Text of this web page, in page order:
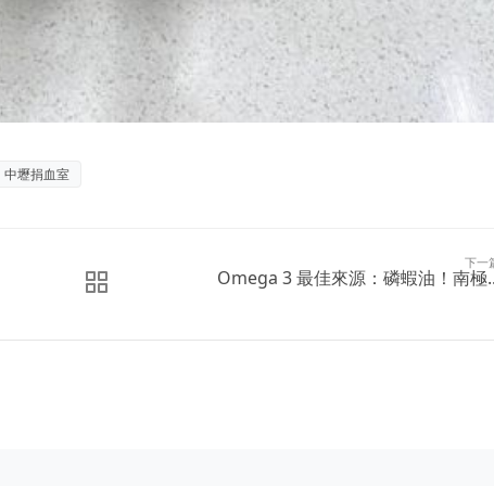
中壢捐血室
下一
Omega 3 最佳來源：磷蝦油！南極